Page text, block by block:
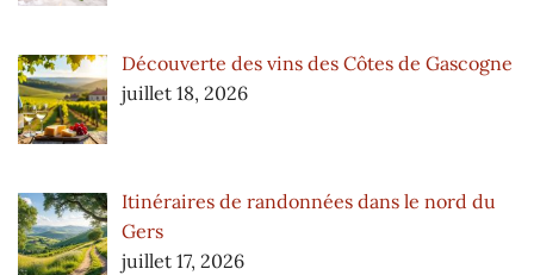
Découverte des vins des Côtes de Gascogne
juillet 18, 2026
Itinéraires de randonnées dans le nord du
Gers
juillet 17, 2026